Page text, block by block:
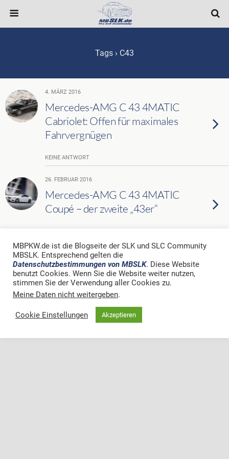
Tags › C43
4. MÄRZ 2016
Mercedes-AMG C 43 4MATIC
Cabriolet: Offen für maximales
Fahrvergnügen
KEINE ANTWORT
26. FEBRUAR 2016
Mercedes-AMG C 43 4MATIC
Coupé – der zweite „43er“
Zum Seitenanfang
Mobil
MBPKW.de ist die Blogseite der SLK und SLC Community
MBSLK. Entsprechend gelten die
Datenschutzbestimmungen von MBSLK. Diese Website
benutzt Cookies. Wenn Sie die Website weiter nutzen,
stimmen Sie der Verwendung aller Cookies zu.
Meine Daten nicht weitergeben.
Cookie Einstellungen Akzeptieren